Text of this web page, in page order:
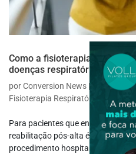
Como a fisioterapia pode
doenças respiratórias graves
porConversion News | out 20, 2025
Fisioterapia Respiratória
Para pacientes que enfrentam
reabilitação pós-alta é um recurso
procedimento hospitalar